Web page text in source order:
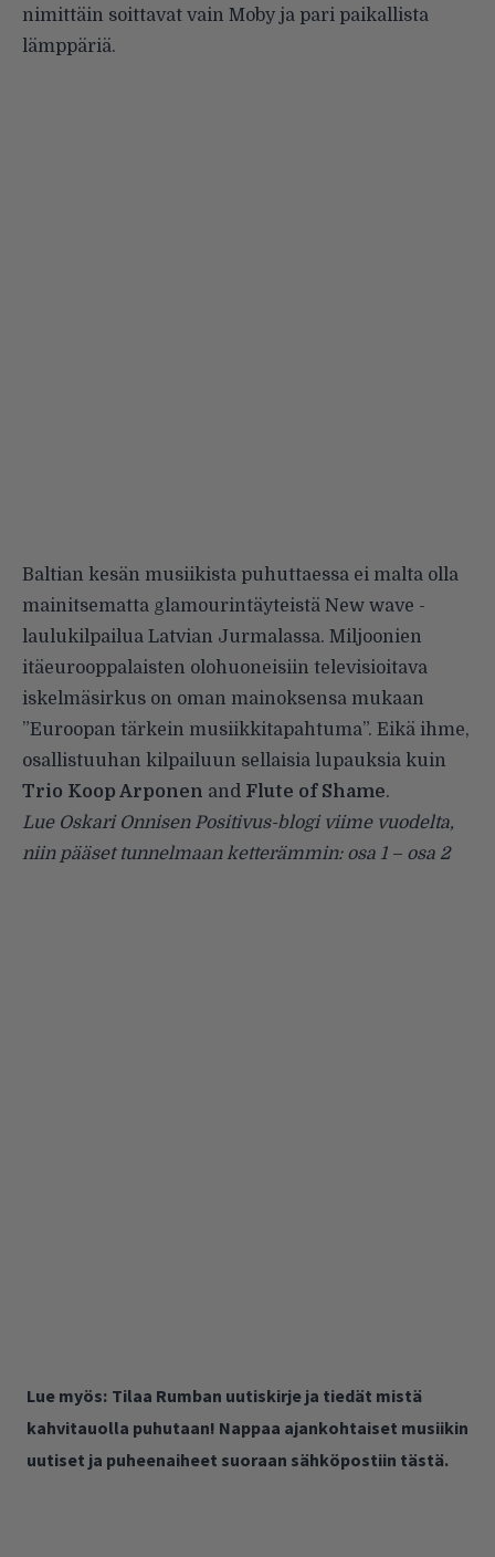
nimittäin soittavat vain Moby ja pari paikallista
lämppäriä.
Baltian kesän musiikista puhuttaessa ei malta olla
mainitsematta glamourintäyteistä New wave -
laulukilpailua Latvian Jurmalassa. Miljoonien
itäeurooppalaisten olohuoneisiin televisioitava
iskelmäsirkus on oman mainoksensa mukaan
”Euroopan tärkein musiikkitapahtuma”. Eikä ihme,
osallistuuhan kilpailuun sellaisia lupauksia kuin
Trio Koop Arponen and Flute of Shame.
Lue Oskari Onnisen Positivus-blogi viime vuodelta,
niin pääset tunnelmaan ketterämmin: osa 1– osa 2
Lue myös: Tilaa Rumban uutiskirje ja tiedät mistä
kahvitauolla puhutaan! Nappaa ajankohtaiset musiikin
uutiset ja puheenaiheet suoraan sähköpostiin tästä.